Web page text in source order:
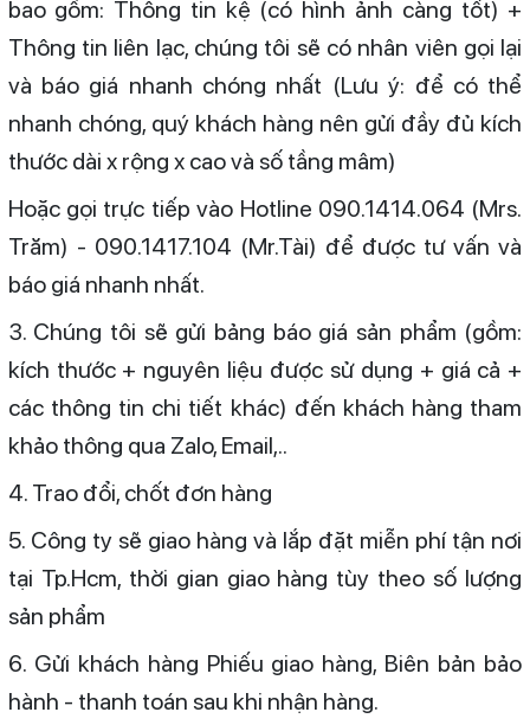
bao gồm: Thông tin kệ (có hình ảnh càng tốt) +
Thông tin liên lạc, chúng tôi sẽ có nhân viên gọi lại
và báo giá nhanh chóng nhất (Lưu ý: để có thể
nhanh chóng, quý khách hàng nên gửi đầy đủ kích
thước dài x rộng x cao và số tầng mâm)
Hoặc gọi trực tiếp vào Hotline 090.1414.064 (Mrs.
Trăm) - 090.1417.104 (Mr.Tài) để được tư vấn và
báo giá nhanh nhất.
3. Chúng tôi sẽ gửi bảng báo giá sản phẩm (gồm:
kích thước + nguyên liệu được sử dụng + giá cả +
các thông tin chi tiết khác) đến khách hàng tham
khảo thông qua Zalo, Email,..
4. Trao đổi, chốt đơn hàng
5. Công ty sẽ giao hàng và lắp đặt miễn phí tận nơi
tại Tp.Hcm, thời gian giao hàng tùy theo số lượng
sản phẩm
6. Gửi khách hàng Phiếu giao hàng, Biên bản bảo
hành - thanh toán sau khi nhận hàng.